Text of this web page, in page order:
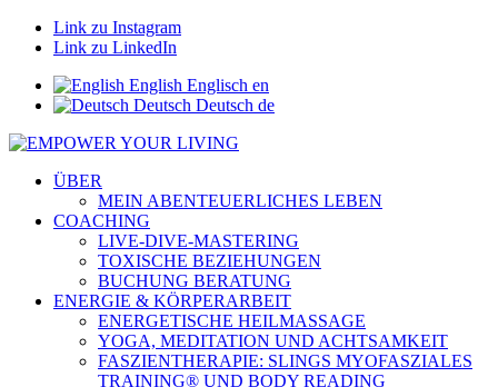
Link zu Instagram
Link zu LinkedIn
English Englisch en
Deutsch Deutsch de
ÜBER
MEIN ABENTEUERLICHES LEBEN
COACHING
LIVE-DIVE-MASTERING
TOXISCHE BEZIEHUNGEN
BUCHUNG BERATUNG
ENERGIE & KÖRPERARBEIT
ENERGETISCHE HEILMASSAGE
YOGA, MEDITATION UND ACHTSAMKEIT
FASZIENTHERAPIE: SLINGS MYOFASZIALES
TRAINING® UND BODY READING